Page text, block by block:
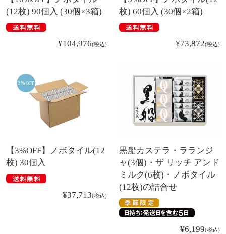
(12枚) 90個入 (30個×3箱)
¥104,976 税込
枚) 60個入 (30個×2箱)
¥73,872 税込
【3%OFF】ノボタイル(12
枚) 30個入
¥37,713 税込
黒船カステラ・ラランジ
ャ(3個)・ザ リッチ アンド
ミルク(6枚)・ノボタイル
(12枚)の詰合せ
¥6,199 税込